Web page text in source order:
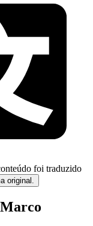
foi traduzido
original.